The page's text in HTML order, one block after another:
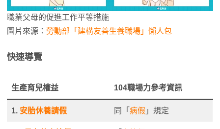
職業父母的促進工作平等措施
圖片來源： 勞動部「建構友善生養職場」懶人包
快速導覽
生產育兒權益 104職場力參考資訊
1. 安胎休養請假 同「 病假 」規定